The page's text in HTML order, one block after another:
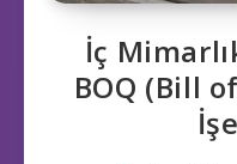
İç
BOQ (Bill